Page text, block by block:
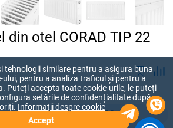
din otel CORAD TIP 22
500
tehnologii similare pentru a asigura buna
pentru a analiza traficul și pentru a
Puteți accepta toate cookie-urile, le puteți
setările de confidențialitate după
Informații despre cookie
Accept